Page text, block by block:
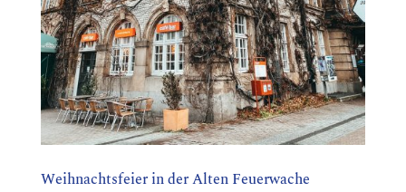
Weihnachtsfeier in der Alten Feuerwache